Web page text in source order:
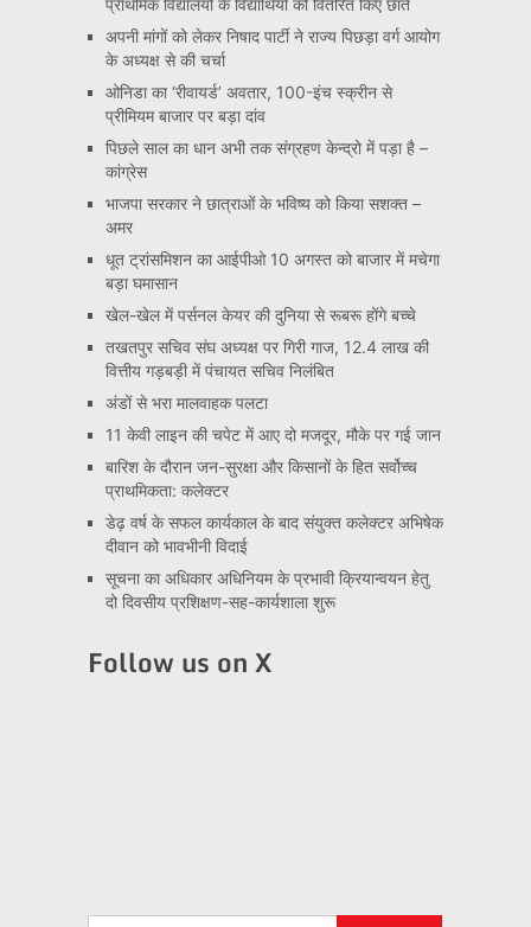
प्राथमिक विद्यालयों के विद्यार्थियों को वितरित किए छाते
अपनी मांगों को लेकर निषाद पार्टी ने राज्य पिछड़ा वर्ग आयोग
के अध्यक्ष से की चर्चा
ओनिडा का ‘रीवायर्ड’ अवतार, 100-इंच स्क्रीन से
प्रीमियम बाजार पर बड़ा दांव
पिछले साल का धान अभी तक संग्रहण केन्द्रो में पड़ा है –
कांग्रेस
भाजपा सरकार ने छात्राओं के भविष्य को किया सशक्त –
अमर
धूत ट्रांसमिशन का आईपीओ 10 अगस्त को बाजार में मचेगा
बड़ा घमासान
खेल-खेल में पर्सनल केयर की दुनिया से रूबरू होंगे बच्चे
तखतपुर सचिव संघ अध्यक्ष पर गिरी गाज, 12.4 लाख की
वित्तीय गड़बड़ी में पंचायत सचिव निलंबित
अंडों से भरा मालवाहक पलटा
11 केवी लाइन की चपेट में आए दो मजदूर, मौके पर गई जान
बारिश के दौरान जन-सुरक्षा और किसानों के हित सर्वोच्च
प्राथमिकता: कलेक्टर
डेढ़ वर्ष के सफल कार्यकाल के बाद संयुक्त कलेक्टर अभिषेक
दीवान को भावभीनी विदाई
सूचना का अधिकार अधिनियम के प्रभावी क्रियान्वयन हेतु
दो दिवसीय प्रशिक्षण-सह-कार्यशाला शुरू
Follow us on X